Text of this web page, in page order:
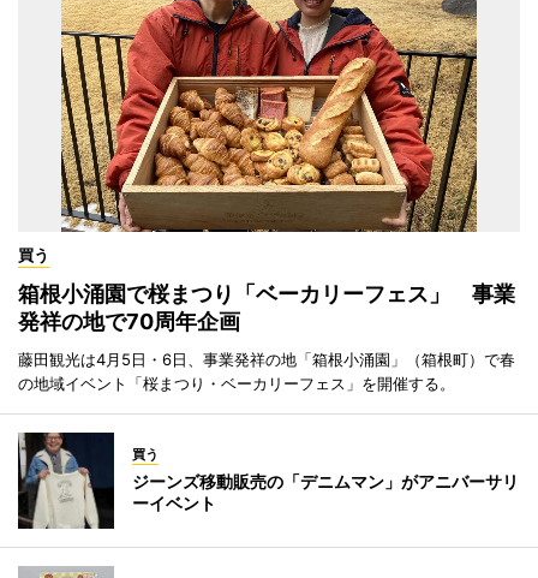
買う
箱根小涌園で桜まつり「ベーカリーフェス」 事業
発祥の地で70周年企画
藤田観光は4月5日・6日、事業発祥の地「箱根小涌園」（箱根町）で春
の地域イベント「桜まつり・ベーカリーフェス」を開催する。
買う
ジーンズ移動販売の「デニムマン」がアニバーサリ
ーイベント